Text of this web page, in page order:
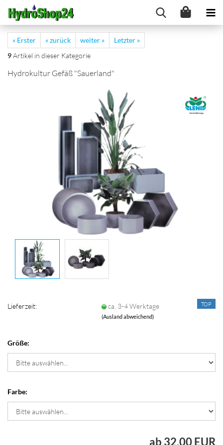
« Erster « zurück weiter »
Letzter »
9Artikel in dieser Kategorie
Hydrokultur Gefäß "Sauerland"
TOP
Lieferzeit: ca. 3-4 Werktage
(Ausland abweichend)
Größe:
Farbe:
ab 32,00 EUR